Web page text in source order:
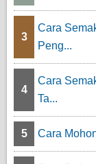
3
Cara
Peng...
4
Cara
Ta...
5 Cara